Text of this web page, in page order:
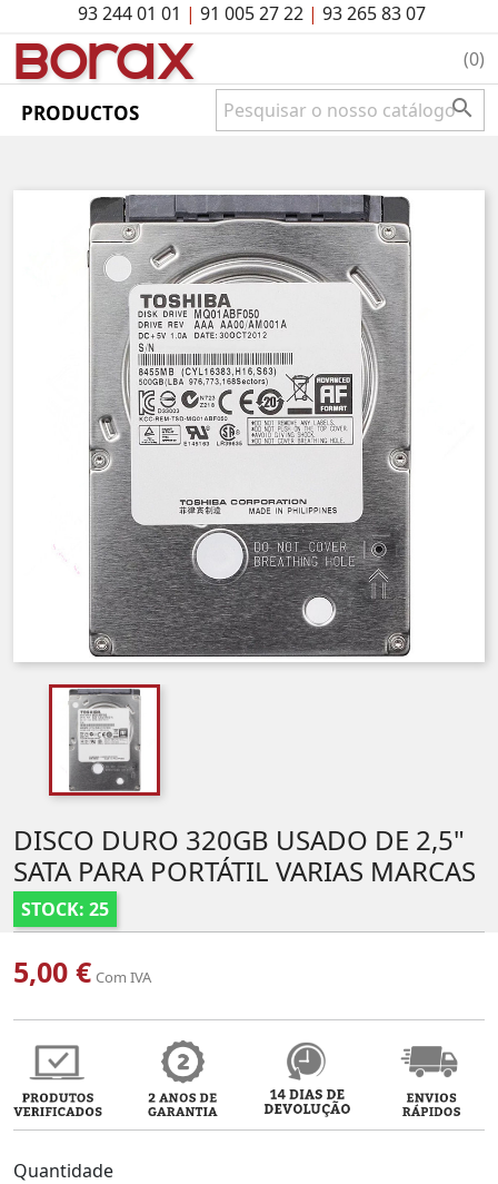
93 244 01 01 | 91 005 27 22| 93 265 83 07
BOrAx (0)
PRODUCTOS 
DISCO DURO 320GB USADO DE 2,5"
SATA PARA PORTÁTIL VARIAS MARCAS
STOCK: 25
5,00 € Com IVA
Quantidade